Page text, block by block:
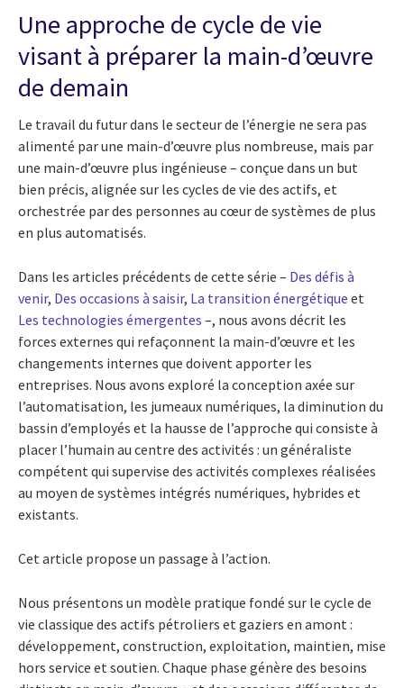
Une approche de cycle de vie
visant à préparer la main-d’œuvre
de demain
Le travail du futur dans le secteur de l’énergie ne sera pas
alimenté par une main-d’œuvre plus nombreuse, mais par
une main-d’œuvre plus ingénieuse – conçue dans un but
bien précis, alignée sur les cycles de vie des actifs, et
orchestrée par des personnes au cœur de systèmes de plus
en plus automatisés.
Dans les articles précédents de cette série – Des défis à
venir, Des occasions à saisir, La transition énergétique et
Les technologies émergentes –, nous avons décrit les
forces externes qui refaçonnent la main-d’œuvre et les
changements internes que doivent apporter les
entreprises. Nous avons exploré la conception axée sur
l’automatisation, les jumeaux numériques, la diminution du
bassin d’employés et la hausse de l’approche qui consiste à
placer l’humain au centre des activités : un généraliste
compétent qui supervise des activités complexes réalisées
au moyen de systèmes intégrés numériques, hybrides et
existants.
Cet article propose un passage à l’action.
Nous présentons un modèle pratique fondé sur le cycle de
vie classique des actifs pétroliers et gaziers en amont :
développement, construction, exploitation, maintien, mise
hors service et soutien. Chaque phase génère des besoins